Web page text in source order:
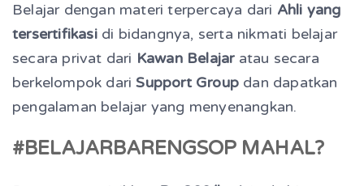
Belajar dengan materi terpercaya dari Ahli yang
tersertifikasidi bidangnya, serta nikmati belajar
secara privat dari Kawan Belajaratau secara
berkelompok dariSupport Group dan dapatkan
pengalaman belajar yang menyenangkan.
#BELAJARBARENGSOP MAHAL?